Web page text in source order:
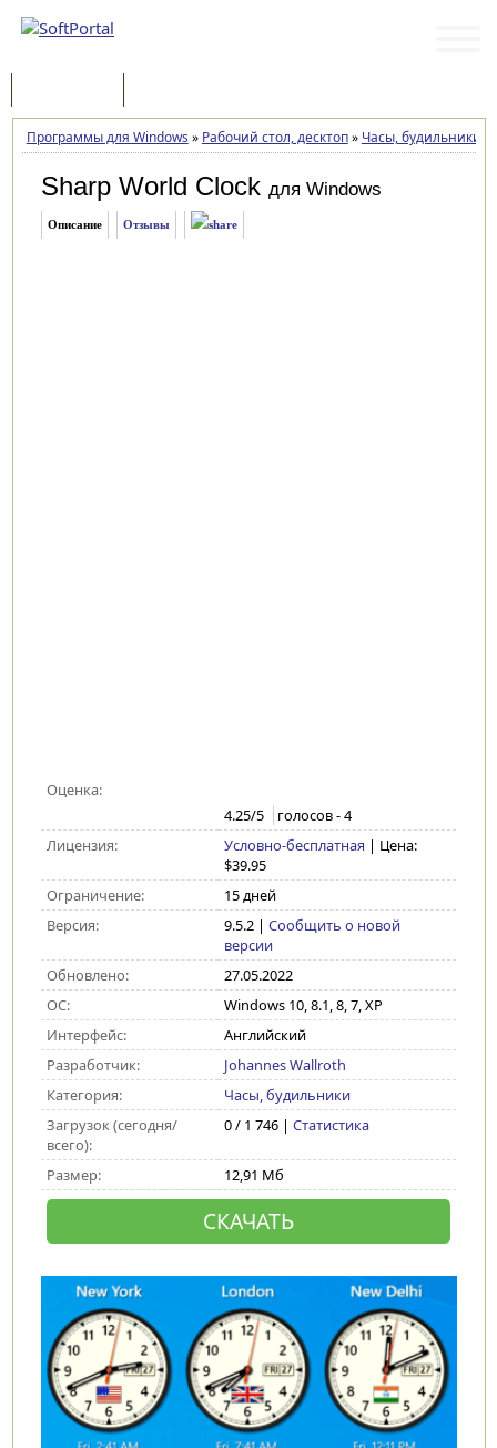
Программы для Windows » Рабочий стол, десктоп» Часы, будильники
Sharp World Clock для Windows
Описание Отзывы
Оценка:
4.25/5 голосов -4
Лицензия:
Условно-бесплатная | Цена:
$39.95
Ограничение:
15 дней
Версия:
9.5.2| Сообщить о новой
версии
Обновлено:
27.05.2022
ОС:
Windows 10, 8.1, 8, 7, XP
Интерфейс:
Английский
Разработчик:
Johannes Wallroth
Категория:
Часы, будильники
Загрузок (сегодня/
всего):
0 / 1 746 | Статистика
Размер: 12,91 Мб
СКАЧАТЬ